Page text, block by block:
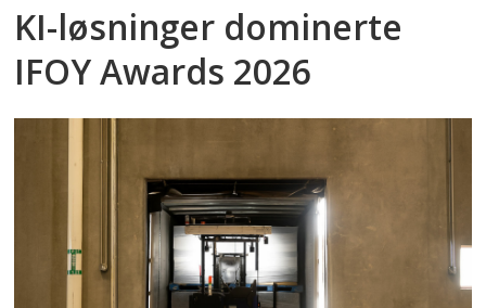
KI-løsninger dominerte
IFOY Awards 2026